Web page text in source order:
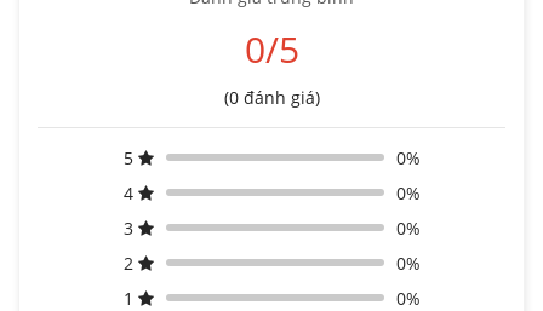
0/5
(0 đánh giá)
5
0%
4
0%
3
0%
2
0%
1
0%